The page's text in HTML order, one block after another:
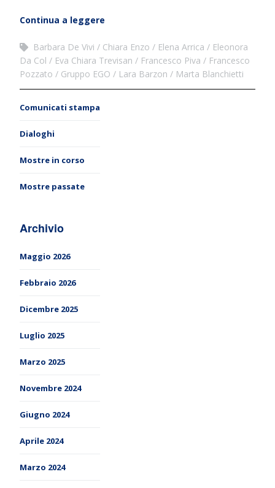
Continua a leggere
Barbara De Vivi Chiara Enzo Elena Arrica
Eleonora
Da Col
Eva Chiara Trevisan Francesco Piva
Francesco
Pozzato
Gruppo EGO Lara Barzon Marta Blanchietti
Comunicati stampa
Dialoghi
Mostre in corso
Mostre passate
Archivio
Maggio 2026
Febbraio 2026
Dicembre 2025
Luglio 2025
Marzo 2025
Novembre 2024
Giugno 2024
Aprile 2024
Marzo 2024